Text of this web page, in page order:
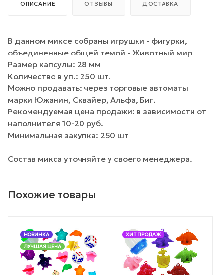
ОПИСАНИЕ ОТЗЫВЫ ДОСТАВКА
В данном миксе собраны игрушки - фигурки,
объединенные общей темой - Животный мир.
Размер капсулы: 28 мм
Количество в уп.: 250 шт.
Можно продавать: через торговые автоматы
марки Южанин, Сквайер, Альфа, Биг.
Рекомендуемая цена продажи: в зависимости от
наполнителя 10-20 руб.
Минимальная закупка: 250 шт
Состав микса уточняйте у своего менеджера.
Похожие товары
НОВИНКА
ЛУЧШАЯ ЦЕНА
ХИТ ПРОДАЖ